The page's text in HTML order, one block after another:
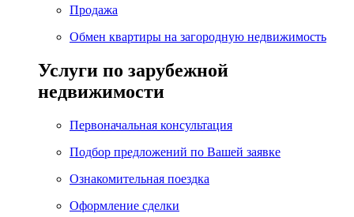
Продажа
Обмен квартиры на загородную недвижимость
Услуги по зарубежной
недвижимости
Первоначальная консультация
Подбор предложений по Вашей заявке
Ознакомительная поездка
Оформление сделки